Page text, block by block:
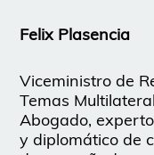
Felix Plasencia
Viceministro de
Temas
Abogado,
y diplomático de